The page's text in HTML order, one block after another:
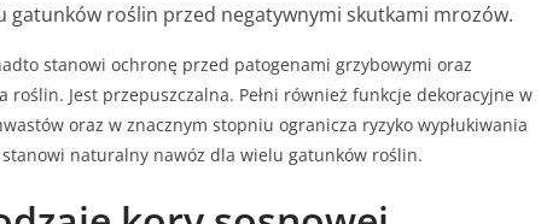
gatunków roślin przed negatywnymi skutkami mrozów.
stanowi ochronę przed patogenami grzybowymi oraz
Jest przepuszczalna. Pełni również funkcje dekoracyjne w
oraz w znacznym stopniu ogranicza ryzyko wypłukiwania
naturalny nawóz dla wielu gatunków roślin.